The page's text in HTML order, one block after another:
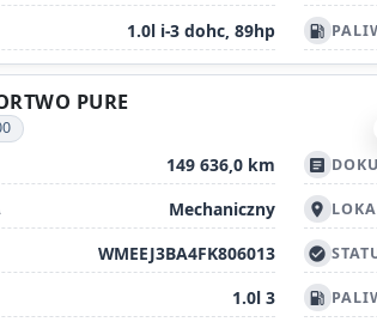
1.0l i-3 dohc, 89hp local_gas_station
PURE
149 636,0 km article
Mechaniczny location_on
WMEEJ3BA4FK806013 check_circle
1.0l 3 local_gas_station